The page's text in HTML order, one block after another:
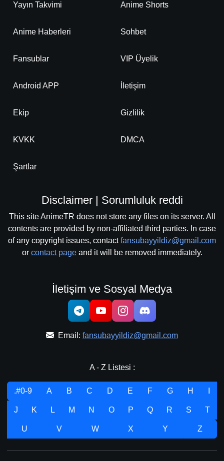
Yayın Takvimi Anime Shorts
Anime Haberleri Sohbet
Fansublar VIP Üyelik
Android APP İletişim
Ekip Gizlilik
KVKK DMCA
Şartlar
Disclaimer | Sorumluluk reddi
This site AnimeTR does not store any files on its server. All
contents are provided by non-affiliated third parties. In case
of any copyright issues, contactfansubayyildiz@gmail.com
or contact pageand it will be removed immediately.
İletişim ve Sosyal Medya
Email: fansubayyildiz@gmail.com
A - Z Listesi :
.#0-9 A B C D E F G H
J K L M N O P Q R S T
U V W X Y Z